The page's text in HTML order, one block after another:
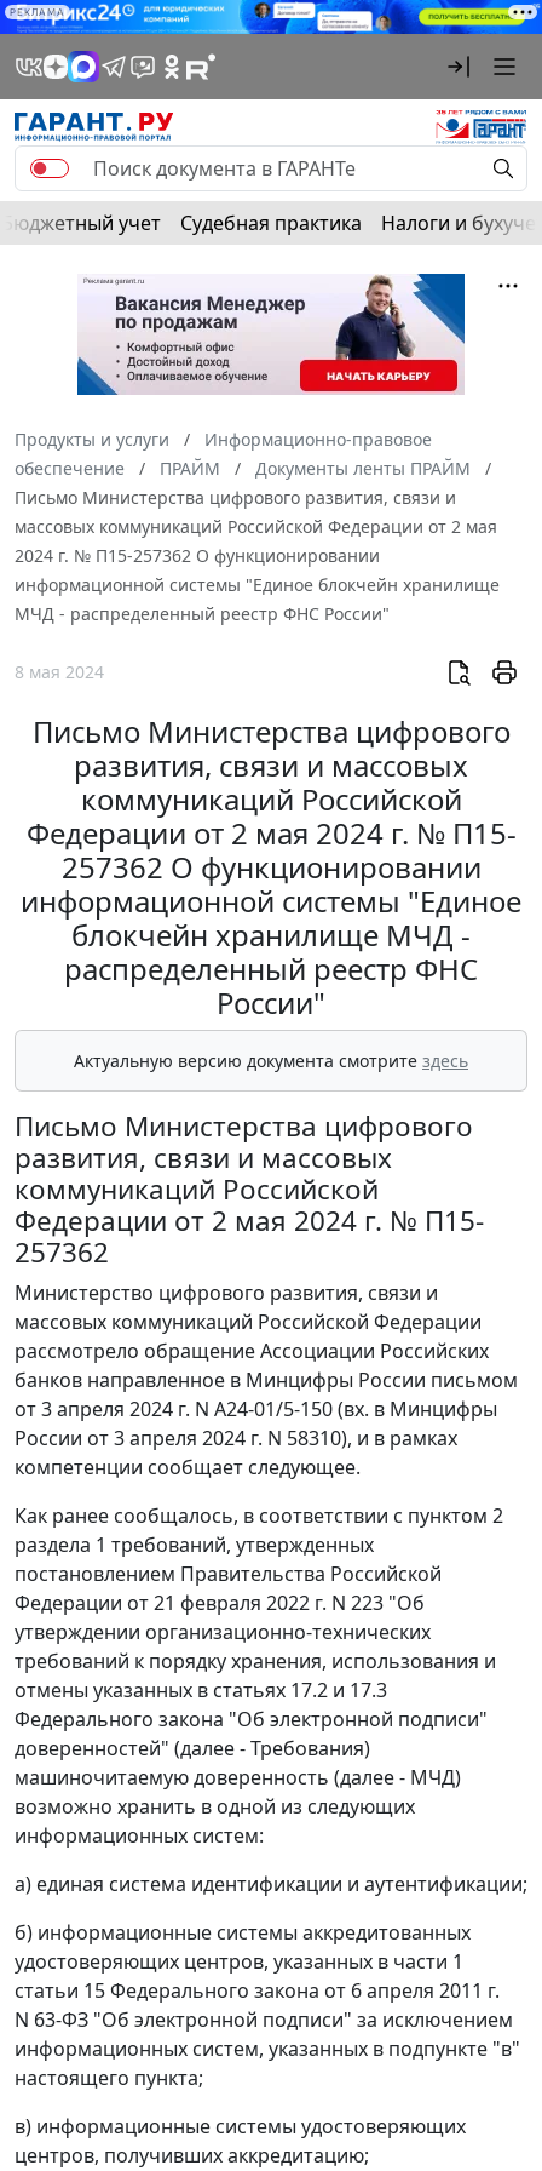
РЕКЛАМА
Бюджетный учет Судебная практика Налоги и
Продукты и услуги
Информационно-правовое
обеспечение
ПРАЙМ
Документы ленты ПРАЙМ
Письмо Министерства цифрового развития, связи и
массовых коммуникаций Российской Федерации от 2 мая
2024 г. № П15-257362 О функционировании
информационной системы "Единое блокчейн хранилище
МЧД - распределенный реестр ФНС России"
8 мая 2024
Письмо Министерства цифрового
развития, связи и массовых
коммуникаций Российской
Федерации от 2 мая 2024 г. № П15-
257362 О функционировании
информационной системы "Единое
блокчейн хранилище МЧД -
распределенный реестр ФНС
России"
Актуальную версию документа смотрите здесь
Письмо Министерства цифрового
развития, связи и массовых
коммуникаций Российской
Федерации от 2 мая 2024 г. № П15-
257362
Министерство цифрового развития, связи и
массовых коммуникаций Российской Федерации
рассмотрело обращение Ассоциации Российских
банков направленное в Минцифры России письмом
от 3 апреля 2024 г. N А24-01/5-150 (вх. в Минцифры
России от 3 апреля 2024 г. N 58310), и в рамках
компетенции сообщает следующее.
Как ранее сообщалось, в соответствии с пунктом 2
раздела 1 требований, утвержденных
постановлением Правительства Российской
Федерации от 21 февраля 2022 г. N 223 "Об
утверждении организационно-технических
требований к порядку хранения, использования и
отмены указанных в статьях 17.2 и 17.3
Федерального закона "Об электронной подписи"
доверенностей" (далее - Требования)
машиночитаемую доверенность (далее - МЧД)
возможно хранить в одной из следующих
информационных систем:
а) единая система идентификации и аутентификации;
б) информационные системы аккредитованных
удостоверяющих центров, указанных в части 1
статьи 15 Федерального закона от 6 апреля 2011 г.
N 63-ФЗ "Об электронной подписи" за исключением
информационных систем, указанных в подпункте "в"
настоящего пункта;
в) информационные системы удостоверяющих
центров, получивших аккредитацию;